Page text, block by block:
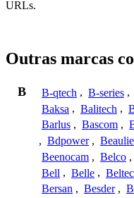
URLs.
Outras marcas
B B-qtech , B-series ,
Baksa , Balitech ,
Barlus , Bascom ,
, Bdpower ,
Beenocam , Belco ,
Bell , Belle ,
Bersan , Besder ,